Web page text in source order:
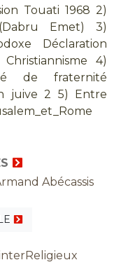
Touati 1968 2)
Emet) 3)
Déclaration
4)
de fraternité
juive 2 5) Entre
Abécassis